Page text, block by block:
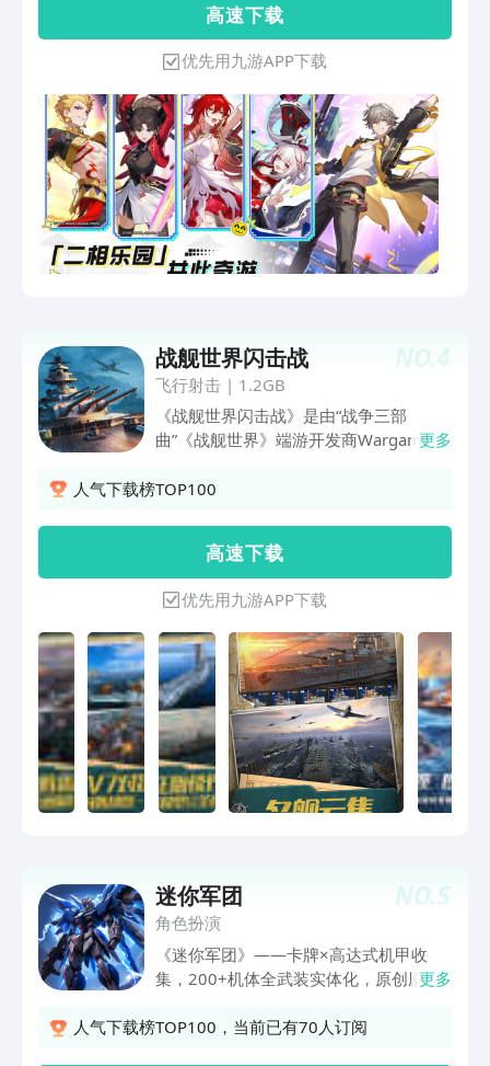
的文明，结识新的伙伴，在无数光怪陆离
的「世界」与「世界」之间展开新的冒
险。所有你想知道的，都将在群星中找到
答案。那么，准备好开始这段「开拓」之
旅了吗？《崩坏：星穹铁道》是米哈游自
研的银河冒险策略游戏。你将在游戏中登
上星穹列车，造访寓居宇宙的万象世界，
携手形形色色的旅伴，解救「星核」引发
的种种危机，对抗「星神」践踏文明的意
图。【搭乘银河列车，穿梭万象世界】冰
河永冻的异星球、巡猎孽物的巨型舰队、
表上唯一温度正常的坐标，究竟隐藏着怎
样的秘密？玉石妙算、几近仙法的长生种
联盟，缘何反被长生所困？现在，你还将
入局「幻月游戏」，追逐神明给渴望欢愉
的人们留下的奖赏——「成神的一分钟」
……自由探索光怪陆离的文明与世界，揭
呈现】《星穹铁道》的剧情表现由游戏引
擎实时渲染。全新研发的角色表情系统增
添了人物的鲜活，与高规格的场景相得益
彰，提升了整体演出表现张力。米哈游旗
更让人仿佛身临其境这场银河冒险之旅。
直面异物「星核」在银河间引发的种种异
变和危机，用自己的意志做出选择，抵达
故事的结局吧！【百策克敌，多元玩法】
《星穹铁道》采用了全新的指令式战斗系
统，操作简洁而富于策略。你可以利用丰
富的战斗策略压制敌人，「弱点击破」
「追加攻击」「持续伤害」……以及全新
闲消除、解谜探索...尽情探索多元玩法的
精彩，体验无限的可能性吧！【奇人异
士，星海同游】星海之中，除「你」之
外，还有无数身怀绝技的「他们」。你将
拥有极寒之地的患难友情，仙舟危机中的
冒险中邂逅英雄，结识伙伴，共赴奇旅。
高 速 下 载
优先用九游APP下载
NO.4
战舰世界闪击战
飞行射击| 1.2GB
《战舰世界闪击战》是由“战争三部
曲”《战舰世界》端游开发商Wargaming
个国家与地区发行，获全球双料推荐！
90余艘标志性战舰，契合多样刺激战斗
状态。游戏拥有媲美pc端的操作体验，通
过高还原的作战地图和逼真的海军舰艇，
呈现激烈的海战体验。随时加入7v7海战
对决，征服广阔海域
更多
人气下载榜TOP100
高 速 下 载
优先用九游APP下载
NO.5
迷你军团
角色扮演
《迷你军团》——卡牌×高达式机甲收
集，200+机体全武装实体化，原创剧情
调配推进器燃料一样布阵；带领你的专属
更多
人气下载榜TOP100，当前已有70人订阅